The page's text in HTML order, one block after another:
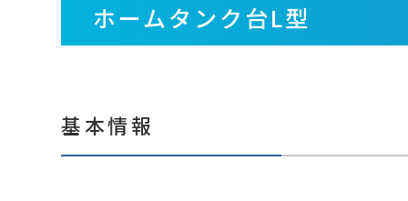
ホームタンク台L型
基本情報